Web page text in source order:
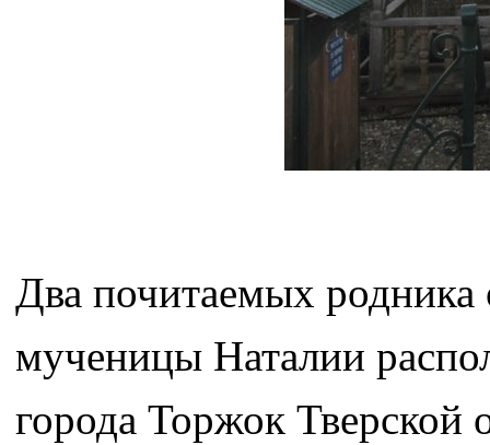
Два почитаемых
мученицы Наталии
города Торжок Тверской